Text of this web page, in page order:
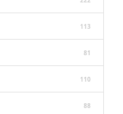
113
81
110
88